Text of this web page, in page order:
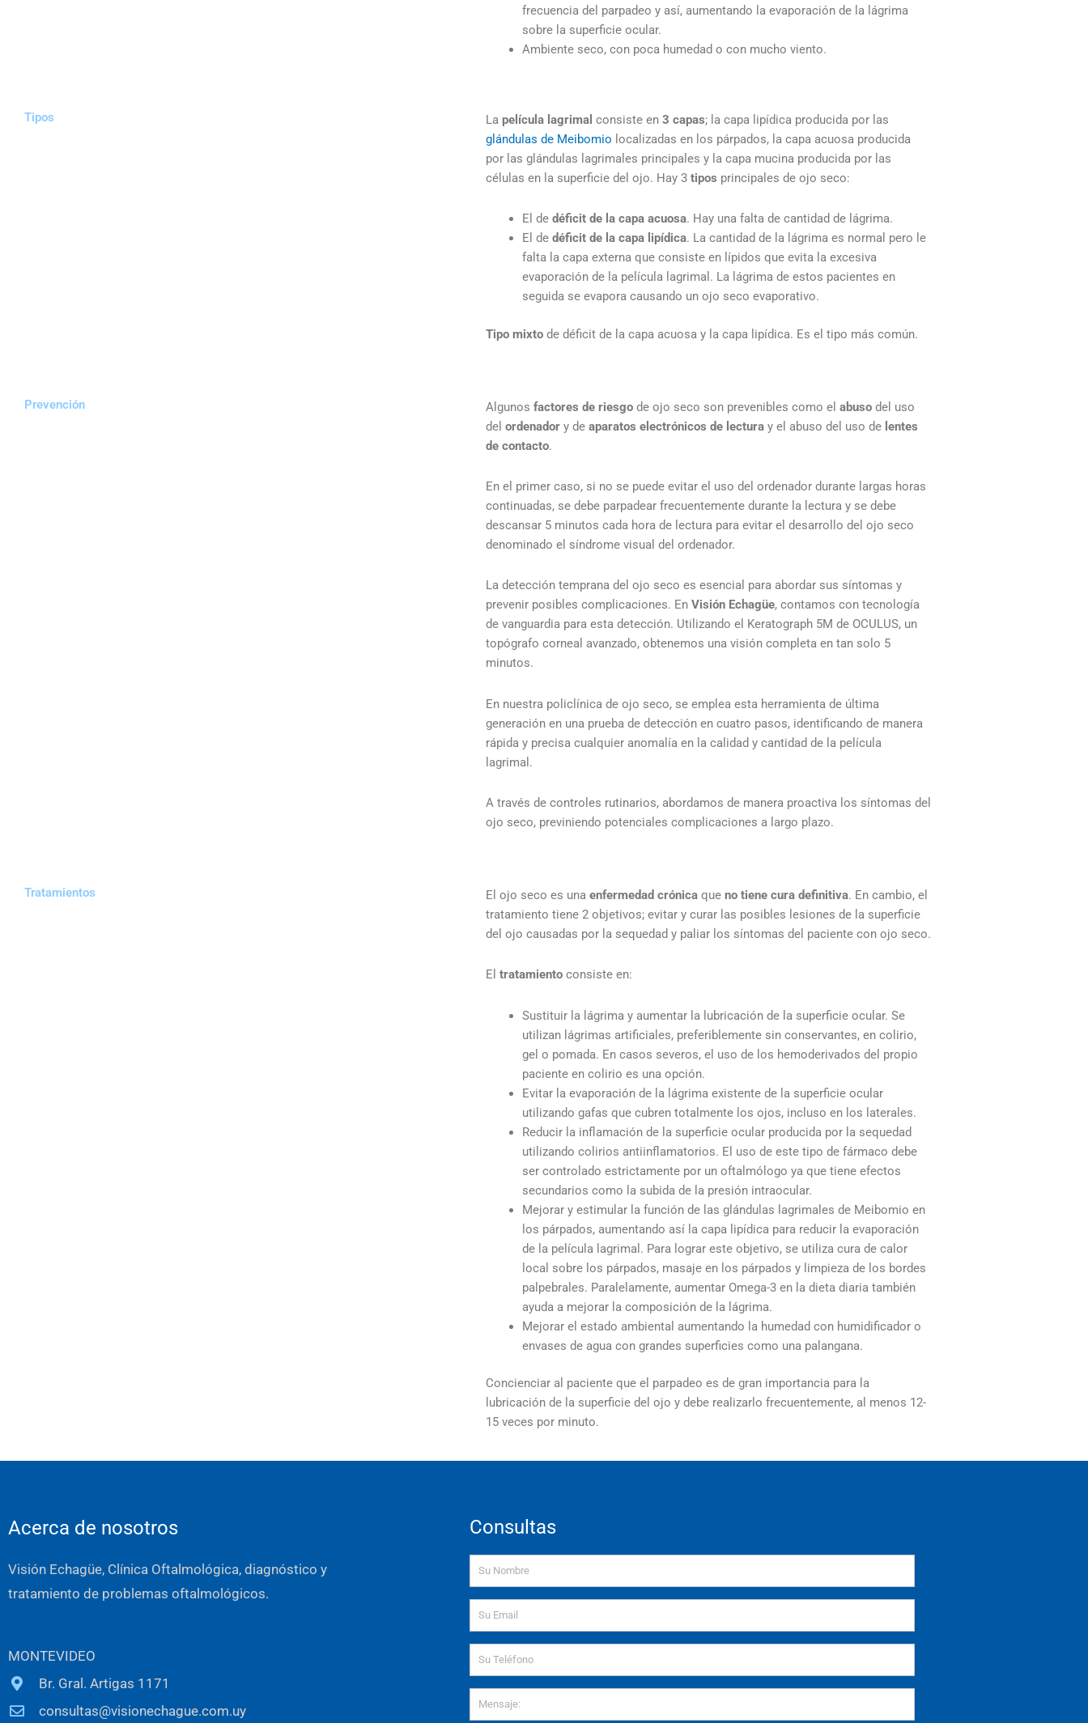
frecuencia del parpadeo y así, aumentando la evaporación de la lágrima
sobre la superficie ocular.
Ambiente seco, con poca humedad o con mucho viento.
Tipos La película lagrimal consiste en 3 capas; la capa lipídica producida por las
glándulas de Meibomio localizadas en los párpados, la capa acuosa producida
por las glándulas lagrimales principales y la capa mucina producida por las
células en la superficie del ojo. Hay 3 tipos principales de ojo seco:
El de déficit de la capa acuosa. Hay una falta de cantidad de lágrima.
El de déficit de la capa lipídica. La cantidad de la lágrima es normal pero le
falta la capa externa que consiste en lípidos que evita la excesiva
evaporación de la película lagrimal. La lágrima de estos pacientes en
seguida se evapora causando un ojo seco evaporativo.
Tipo mixto de déficit de la capa acuosa y la capa lipídica. Es el tipo más común.
Prevención Algunos factores de riesgo de ojo seco son prevenibles como el abuso del uso
del ordenador y de aparatos electrónicos de lectura y el abuso del uso de lentes
de contacto.
En el primer caso, si no se puede evitar el uso del ordenador durante largas horas
continuadas, se debe parpadear frecuentemente durante la lectura y se debe
descansar 5 minutos cada hora de lectura para evitar el desarrollo del ojo seco
denominado el síndrome visual del ordenador.
La detección temprana del ojo seco es esencial para abordar sus síntomas y
prevenir posibles complicaciones. En Visión Echagüe, contamos con tecnología
de vanguardia para esta detección. Utilizando el Keratograph 5M de OCULUS, un
topógrafo corneal avanzado, obtenemos una visión completa en tan solo 5
minutos.
En nuestra policlínica de ojo seco, se emplea esta herramienta de última
generación en una prueba de detección en cuatro pasos, identificando de manera
rápida y precisa cualquier anomalía en la calidad y cantidad de la película
lagrimal.
A través de controles rutinarios, abordamos de manera proactiva los síntomas del
ojo seco, previniendo potenciales complicaciones a largo plazo.
Tratamientos El ojo seco es una enfermedad crónica que no tiene cura definitiva. En cambio, el
tratamiento tiene 2 objetivos; evitar y curar las posibles lesiones de la superficie
del ojo causadas por la sequedad y paliar los síntomas del paciente con ojo seco.
El tratamiento consiste en:
Sustituir la lágrima y aumentar la lubricación de la superficie ocular. Se
utilizan lágrimas artificiales, preferiblemente sin conservantes, en colirio,
gel o pomada. En casos severos, el uso de los hemoderivados del propio
paciente en colirio es una opción.
Evitar la evaporación de la lágrima existente de la superficie ocular
utilizando gafas que cubren totalmente los ojos, incluso en los laterales.
Reducir la inflamación de la superficie ocular producida por la sequedad
utilizando colirios antiinflamatorios. El uso de este tipo de fármaco debe
ser controlado estrictamente por un oftalmólogo ya que tiene efectos
secundarios como la subida de la presión intraocular.
Mejorar y estimular la función de las glándulas lagrimales de Meibomio en
los párpados, aumentando así la capa lipídica para reducir la evaporación
de la película lagrimal. Para lograr este objetivo, se utiliza cura de calor
local sobre los párpados, masaje en los párpados y limpieza de los bordes
palpebrales. Paralelamente, aumentar Omega-3 en la dieta diaria también
ayuda a mejorar la composición de la lágrima.
Mejorar el estado ambiental aumentando la humedad con humidificador o
envases de agua con grandes superficies como una palangana.
Concienciar al paciente que el parpadeo es de gran importancia para la
lubricación de la superficie del ojo y debe realizarlo frecuentemente, al menos 12-
15 veces por minuto.
Acerca de nosotros
Visión Echagüe, Clínica Oftalmológica, diagnóstico y
tratamiento de problemas oftalmológicos.
MONTEVIDEO
Br. Gral. Artigas 1171
consultas@visionechague.com.uy
Consultas
Name
Email
Mensaje